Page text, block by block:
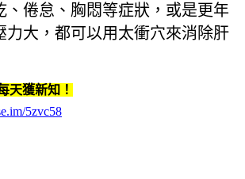
、倦怠、胸悶等症狀，或是更年
力大，都可以用太衝穴來消除肝
天獲新知！
5zvc58